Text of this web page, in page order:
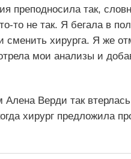
преподносила так,
то не так. Я бегала в
сменить хирурга. Я же
мои анализы и
Верди так
хирург предложила